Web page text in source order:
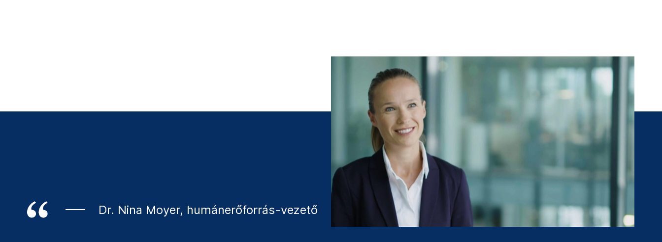
Dr. Nina Moyer, humánerőforrás-vezető